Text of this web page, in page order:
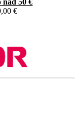
nad 50 €
€